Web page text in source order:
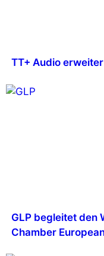
TT+ Audio
GLP begleitet den
Chamber